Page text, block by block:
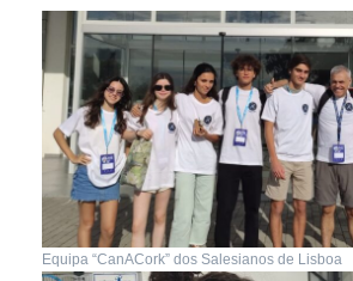
Equipa “CanACork” dos Salesianos de Lisboa